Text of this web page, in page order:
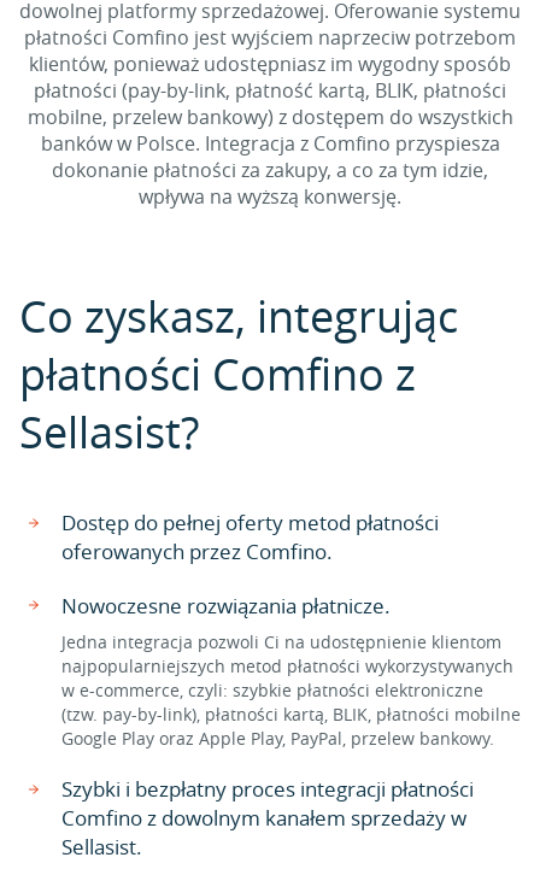
dowolnej platformy sprzedażowej. Oferowanie systemu
płatności Comfino jest wyjściem naprzeciw potrzebom
klientów, ponieważ udostępniasz im wygodny sposób
płatności (pay-by-link, płatność kartą, BLIK, płatności
mobilne, przelew bankowy) z dostępem do wszystkich
banków w Polsce. Integracja z Comfino przyspiesza
dokonanie płatności za zakupy, a co za tym idzie,
wpływa na wyższą konwersję.
Co zyskasz, integrując
płatności Comfino z
Sellasist?
Dostęp do pełnej oferty metod płatności
oferowanych przez Comfino.
Nowoczesne rozwiązania płatnicze.
Jedna integracja pozwoli Ci na udostępnienie klientom
najpopularniejszych metod płatności wykorzystywanych
w e-commerce, czyli: szybkie płatności elektroniczne
(tzw. pay-by-link), płatności kartą, BLIK, płatności mobilne
Google Play oraz Apple Play, PayPal, przelew bankowy.
Szybki i bezpłatny proces integracji płatności
Comfino z dowolnym kanałem sprzedaży w
Sellasist.